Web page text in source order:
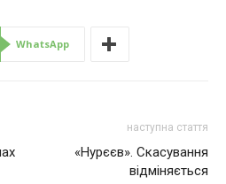
WhatsApp
наступна стаття
«Нурєєв». Скасування
відміняється